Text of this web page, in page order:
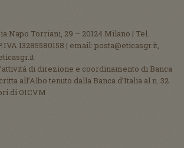
Napo Torriani, 29 – 20124 Milano | Tel.
13285580158 | email: posta@eticasgr.it,
di direzione e coordinamento di Banca
all’Albo tenuto dalla Banca d’Italia al n. 32
di OICVM